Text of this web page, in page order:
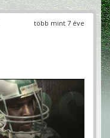
több mint 7 éve